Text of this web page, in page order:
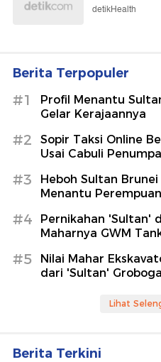
detikHealth
Berita Terpopuler
#1
Profil Menantu
Gelar Kerajaannya
#2
Sopir Taksi Online
Usai Cabuli
#3
Heboh Sultan
Menantu
#4
Pernikahan 'Sultan'
Maharnya GWM
#5
Nilai Mahar
dari 'Sultan'
Lihat
Berita Terkini